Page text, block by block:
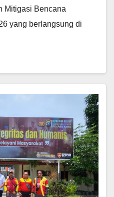
Mitigasi Bencana
yang berlangsung di